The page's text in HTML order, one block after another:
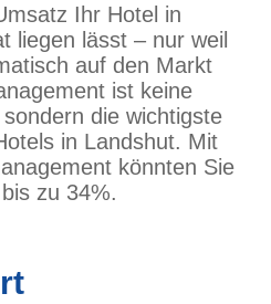
Ihr Hotel in
liegen lässt – nur weil
auf den Markt
ist keine
die wichtigste
in Landshut. Mit
könnten Sie
zu 34%.